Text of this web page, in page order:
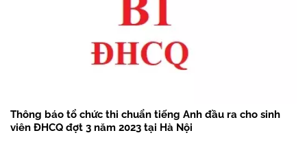
Thông báo tổ chức thi chuẩn tiếng Anh đầu ra cho sinh
viên ĐHCQ đợt 3 năm 2023 tại Hà Nội